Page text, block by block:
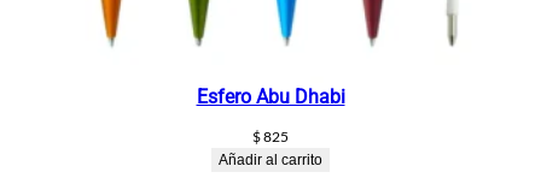
Esfero Abu Dhabi
$825
Añadir al carrito